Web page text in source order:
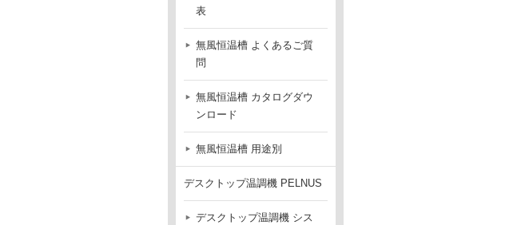
表
無風恒温槽 よくあるご質
問
無風恒温槽 カタログダウ
ンロード
無風恒温槽 用途別
デスクトップ温調機 PELNUS
デスクトップ温調機 シス